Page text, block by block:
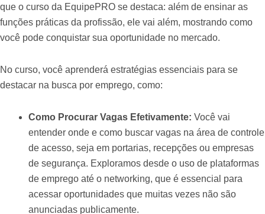
que o curso da EquipePRO se destaca: além de ensinar as
funções práticas da profissão, ele vai além, mostrando como
você pode conquistar sua oportunidade no mercado.
No curso, você aprenderá estratégias essenciais para se
destacar na busca por emprego, como:
Como Procurar Vagas Efetivamente: Você vai
entender onde e como buscar vagas na área de controle
de acesso, seja em portarias, recepções ou empresas
de segurança. Exploramos desde o uso de plataformas
de emprego até o networking, que é essencial para
acessar oportunidades que muitas vezes não são
anunciadas publicamente.